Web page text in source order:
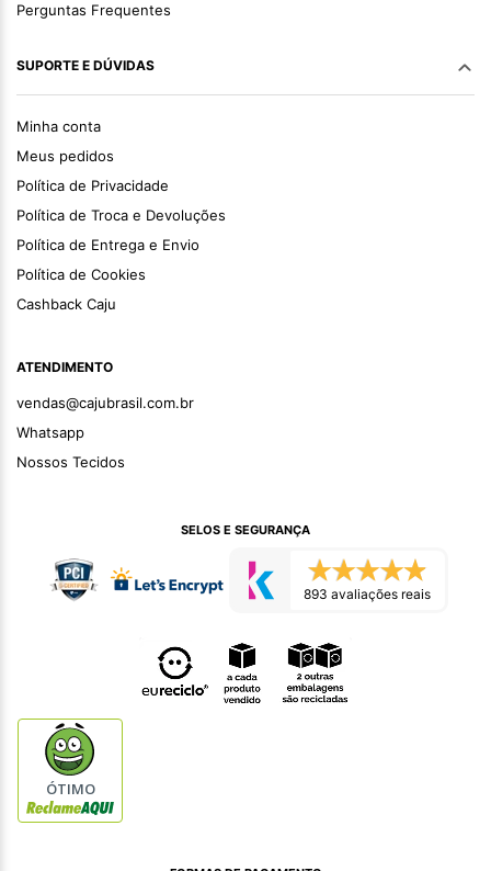
Perguntas Frequentes
SUPORTE E DÚVIDAS
Minha conta
Meus pedidos
Política de Privacidade
Política de Troca e Devoluções
Política de Entrega e Envio
Política de Cookies
Cashback Caju
ATENDIMENTO
vendas@cajubrasil.com.br
Whatsapp
Nossos Tecidos
SELOS E SEGURANÇA
893 avaliações reais
ÓTIMO